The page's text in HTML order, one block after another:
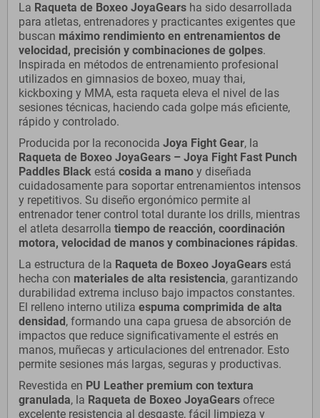
La Raqueta de Boxeo JoyaGears ha sido desarrollada
para atletas, entrenadores y practicantes exigentes que
buscan máximo rendimiento en entrenamientos de
velocidad, precisión y combinaciones de golpes.
Inspirada en métodos de entrenamiento profesional
utilizados en gimnasios de boxeo, muay thai,
kickboxing y MMA, esta raqueta eleva el nivel de las
sesiones técnicas, haciendo cada golpe más eficiente,
rápido y controlado.
Producida por la reconocida Joya Fight Gear, la
Raqueta de Boxeo JoyaGears – Joya Fight Fast Punch
Paddles Black está cosida a mano y diseñada
cuidadosamente para soportar entrenamientos intensos
y repetitivos. Su diseño ergonómico permite al
entrenador tener control total durante los drills, mientras
el atleta desarrolla tiempo de reacción, coordinación
motora, velocidad de manos y combinaciones rápidas.
La estructura de la Raqueta de Boxeo JoyaGears está
hecha con materiales de alta resistencia, garantizando
durabilidad extrema incluso bajo impactos constantes.
El relleno interno utiliza espuma comprimida de alta
densidad , formando una capa gruesa de absorción de
impactos que reduce significativamente el estrés en
manos, muñecas y articulaciones del entrenador. Esto
permite sesiones más largas, seguras y productivas.
Revestida en PU Leather premium con textura
granulada, la Raqueta de Boxeo JoyaGears ofrece
excelente resistencia al desgaste, fácil limpieza y